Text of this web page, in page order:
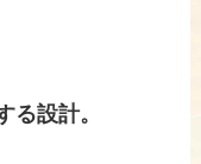
る設計。